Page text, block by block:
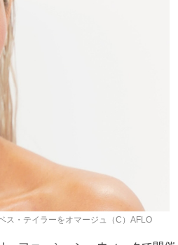
・テイラーをオマージュ（C）AFLO